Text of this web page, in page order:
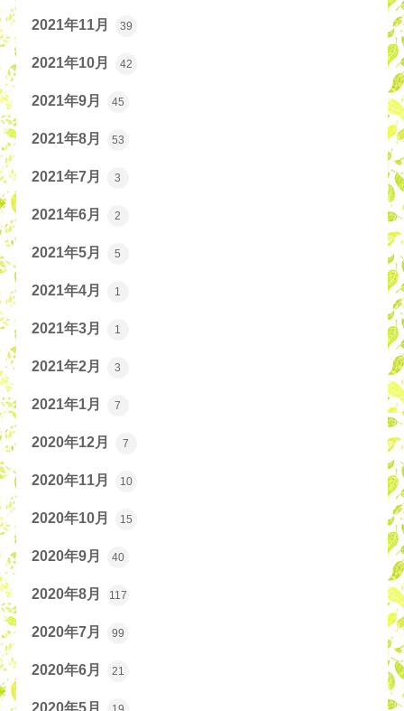
2021年11月 39
2021年10月 42
2021年9月 45
2021年8月 53
2021年7月 3
2021年6月 2
2021年5月 5
2021年4月 1
2021年3月 1
2021年2月 3
2021年1月 7
2020年12月 7
2020年11月 10
2020年10月 15
2020年9月 40
2020年8月 117
2020年7月 99
2020年6月 21
2020年5月